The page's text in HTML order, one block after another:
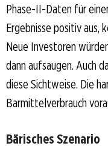
Phase-II-Daten für
Ergebnisse positiv aus,
Neue Investoren
dann aufsaugen. Auch
diese Sichtweise. Die
Barmittelverbrauch
Bärisches Szenario